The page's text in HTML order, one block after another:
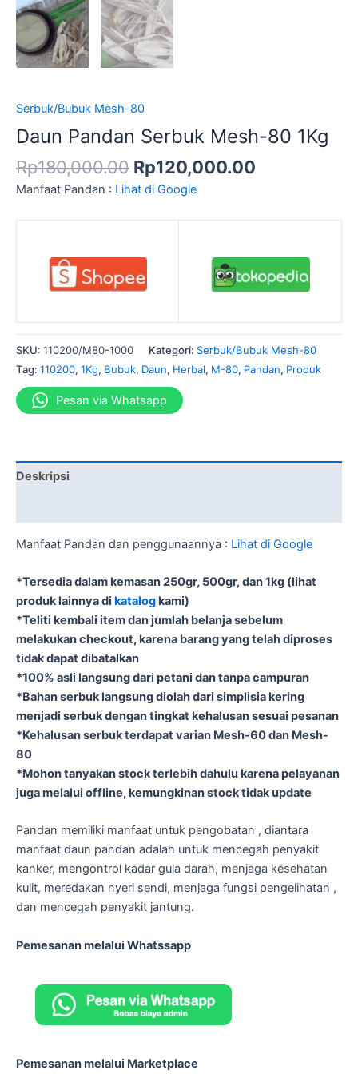
Serbuk/Bubuk Mesh-80
Daun Pandan Serbuk Mesh-80 1Kg
Rp180,000.00 Rp120,000.00
Manfaat Pandan : Lihat di Google
SKU: 110200/M80-1000 Kategori: Serbuk/Bubuk Mesh-80
Tag: 110200, 1Kg, Bubuk, Daun, Herbal, M-80, Pandan, Produk
Pesan via Whatsapp
Deskripsi
Manfaat Pandan dan penggunaannya : Lihat di Google
*Tersedia dalam kemasan 250gr, 500gr, dan 1kg (lihat
produk lainnya di katalogkami)
*Teliti kembali item dan jumlah belanja sebelum
melakukan checkout, karena barang yang telah diproses
tidak dapat dibatalkan
*100% asli langsung dari petani dan tanpa campuran
*Bahan serbuk langsung diolah dari simplisia kering
menjadi serbuk dengan tingkat kehalusan sesuai pesanan
*Kehalusan serbuk terdapat varian Mesh-60 dan Mesh-
80
*Mohon tanyakan stock terlebih dahulu karena pelayanan
juga melalui offline, kemungkinan stock tidak update
Pandan memiliki manfaat untuk pengobatan , diantara
manfaat daun pandan adalah untuk mencegah penyakit
kanker, mengontrol kadar gula darah, menjaga kesehatan
kulit, meredakan nyeri sendi, menjaga fungsi pengelihatan ,
dan mencegah penyakit jantung.
Pemesanan melalui Whatssapp
Pemesanan melalui Marketplace